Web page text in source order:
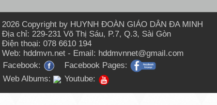
2026 Copyright by HUYNH ĐOÀN GIÁO DÂN ĐA MINH
Địa chỉ: 229-231 Võ Thị Sáu, P.7, Q.3, Sài Gòn
Điện thoại: 078 6610 194
Web: hddmvn.net - Email: hddmvnnet@gmail.com
Facebook:
Facebook Pages:
Web Albums:
Youtube: